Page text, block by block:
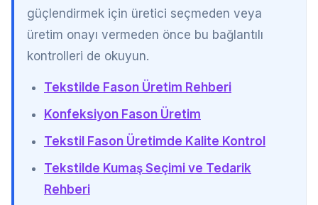
güçlendirmek için üretici seçmeden veya
üretim onayı vermeden önce bu bağlantılı
kontrolleri de okuyun.
Tekstilde Fason Üretim Rehberi
Konfeksiyon Fason Üretim
Tekstil Fason Üretimde Kalite Kontrol
Tekstilde Kumaş Seçimi ve Tedarik
Rehberi